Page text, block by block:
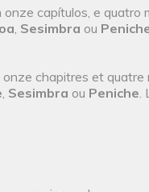
capítulos, e quatro
, Sesimbra ou
chapitres et quatre
, Sesimbra ou Peniche.